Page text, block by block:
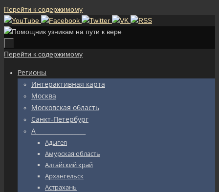
Перейти к содержимому
Перейти к содержимому
Регионы
Интерактивная карта
Москва
Московская область
Санкт-Петербург
А_________________
Адыгея
Амурская область
Алтайский край
Архангельск
Астрахань